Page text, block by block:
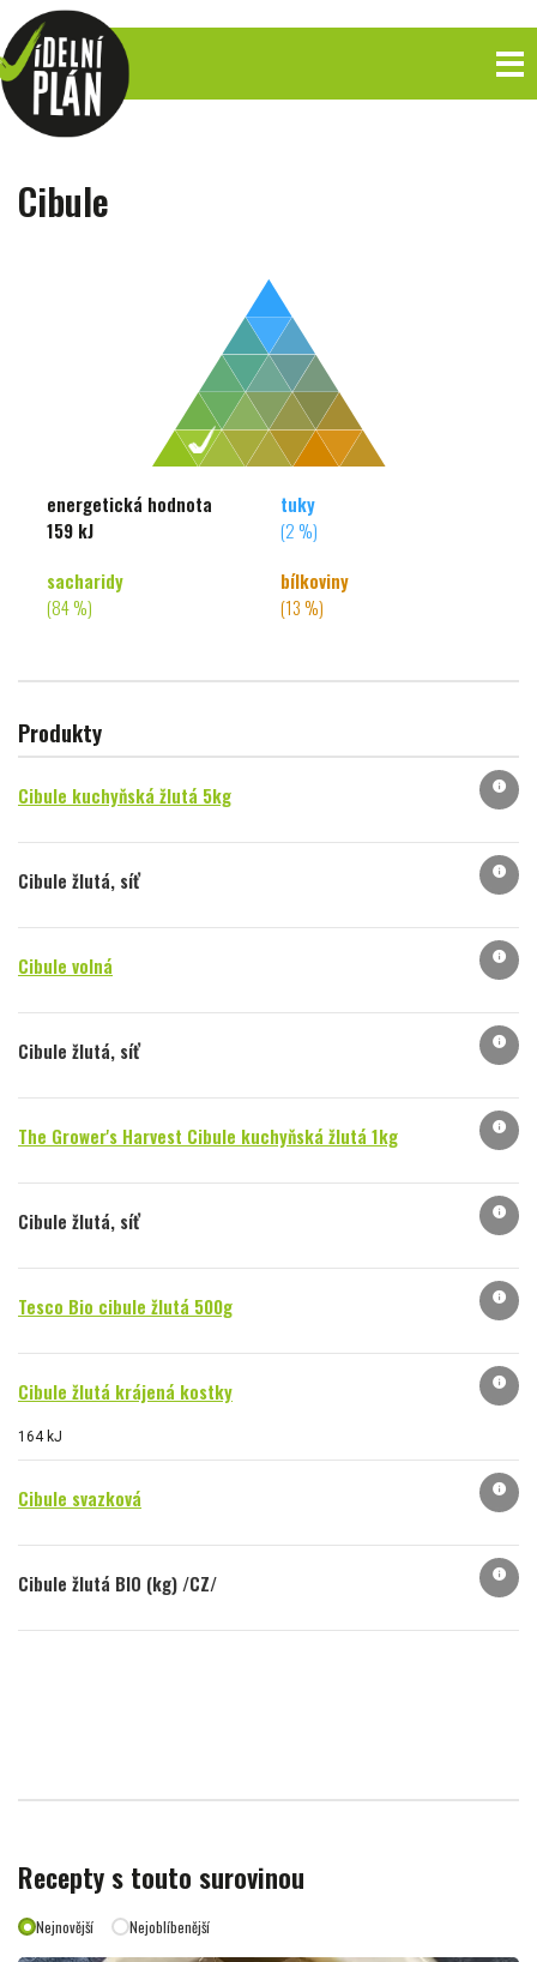
Cibule
energetická hodnota
159 kJ
tuky
(2 %)
sacharidy
(84 %)
bílkoviny
(13 %)
Produkty
Cibule kuchyňská žlutá 5kg info
Cibule žlutá, síť info
Cibule volná info
Cibule žlutá, síť info
The Grower's Harvest Cibule kuchyňská žlutá 1kg info
Cibule žlutá, síť info
Tesco Bio cibule žlutá 500g info
Cibule žlutá krájená kostky
164 kJ
info
Cibule svazková info
Cibule žlutá BIO (kg) /CZ/ info
Recepty s touto surovinou
Nejnovější Nejoblíbenější